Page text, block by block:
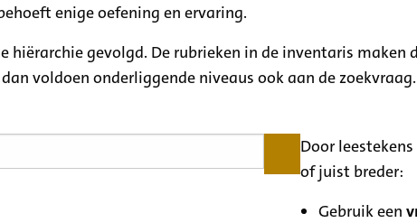
enige oefening en ervaring.
hiërarchie gevolgd. De rubrieken in de inventaris
voldoen onderliggende niveaus ook aan de zoekvraag.
Door
of juist breder:
Gebruik een